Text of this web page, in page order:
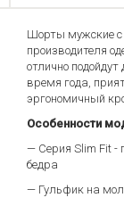
Шорты мужские с
производителя
отлично
время года,
эргономичный
Особенности
— Серия Slim Fit -
бедра
— Гульфик на